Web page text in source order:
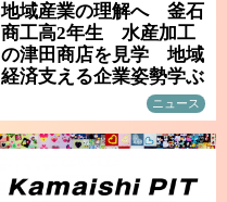
地域産業の理解へ 釜石
商工高2年生 水産加工
の津田商店を見学 地域
経済支える企業姿勢学ぶ
ニュース